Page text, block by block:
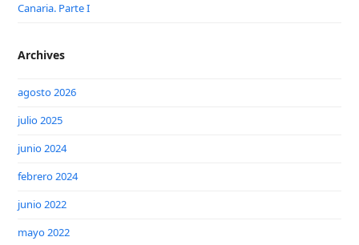
Canaria. Parte I
Archives
agosto 2026
julio 2025
junio 2024
febrero 2024
junio 2022
mayo 2022